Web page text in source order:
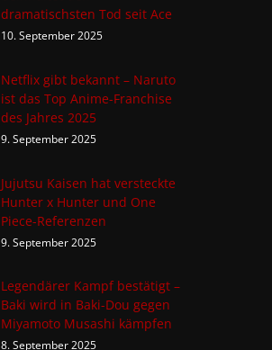
dramatischsten Tod seit Ace
10. September 2025
Netflix gibt bekannt – Naruto
ist das Top Anime-Franchise
des Jahres 2025
9. September 2025
Jujutsu Kaisen hat versteckte
Hunter x Hunter und One
Piece-Referenzen
9. September 2025
Legendärer Kampf bestätigt –
Baki wird in Baki-Dou gegen
Miyamoto Musashi kämpfen
8. September 2025